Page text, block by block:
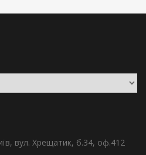
вул. Хрещатик, б.34, оф.412